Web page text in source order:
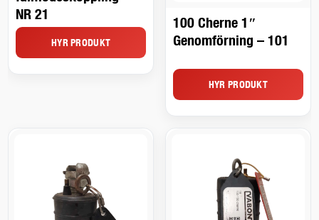
NR 21
HYR PRODUKT
100 Cherne 1″
Genomförning – 101
HYR PRODUKT